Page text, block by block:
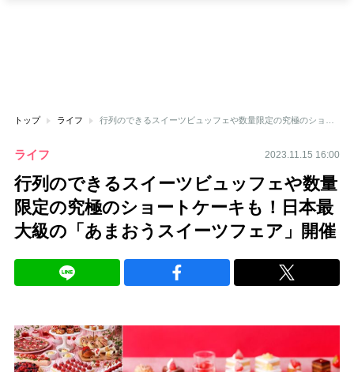
トップ ライフ
ライフ 2023.11.15 16:00
行列のできるスイーツビュッフェや数量
限定の究極のショートケーキも！日本最
大級の「あまおうスイーツフェア」開催